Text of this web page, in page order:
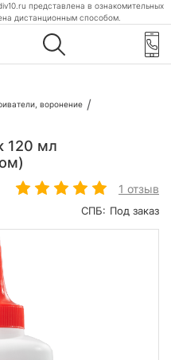
представлена в ознакомительных
дистанционным способом.
воронение
120 мл
1 отзыв
СПБ: Под заказ